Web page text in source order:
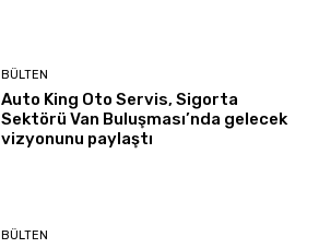
BÜLTEN
Auto King Oto Servis, Sigorta
Sektörü Van Buluşması’nda gelecek
vizyonunu paylaştı
BÜLTEN